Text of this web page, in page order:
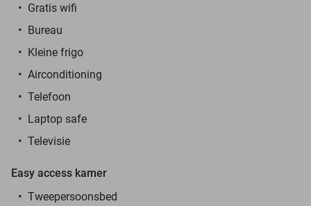
Gratis wifi
Bureau
Kleine frigo
Airconditioning
Telefoon
Laptop safe
Televisie
Easy access kamer
Tweepersoonsbed